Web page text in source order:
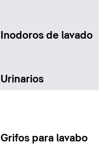
Inodoros de lavado
Urinarios
Grifos para lavabo